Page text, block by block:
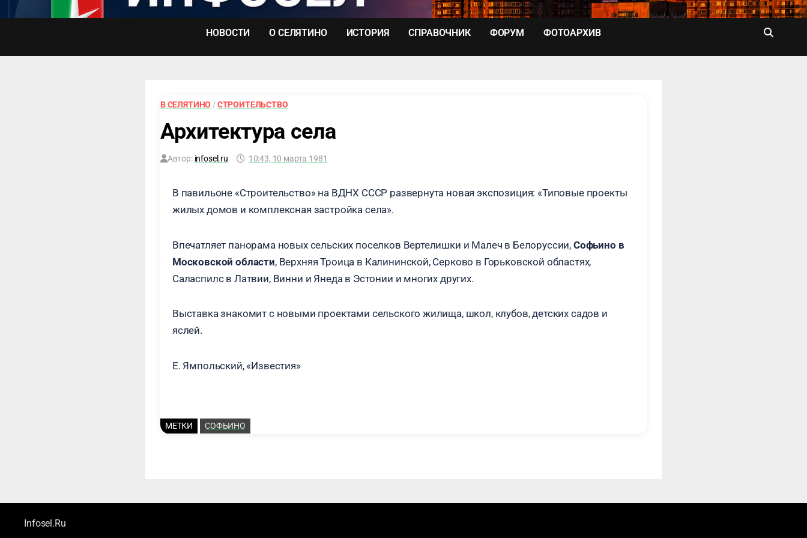
Перейти
НОВОСТИ О СЕЛЯТИНО ИСТОРИЯ СПРАВОЧНИК ФОРУМ ФОТОАРХИВ
В СЕЛЯТИНО /СТРОИТЕЛЬСТВО
Архитектура села
Автор: infosel.ru 10:43, 10 марта 1981
В павильоне «Строительство» на ВДНХ СССР развернута новая экспозиция: «Типовые проекты
жилых домов и комплексная застройка села».
Впечатляет панорама новых сельских поселков Вертелишки и Малеч в Белоруссии, Софьино в
Московской области, Верхняя Троица в Калининской, Серково в Горьковской областях,
Саласпилс в Латвии, Винни и Янеда в Эстонии и многих других.
Выставка знакомит с новыми проектами сельского жилища, школ, клубов, детских садов и
яслей.
Е. Ямпольский, «Известия»
МЕТКИ СОФЬИНО
Infosel.Ru